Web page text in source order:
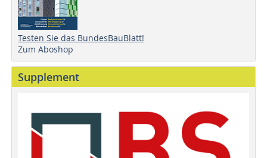
Testen Sie das BundesBauBlatt!
Zum Aboshop
Supplement